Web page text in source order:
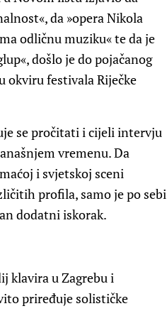
da »opera Nikola
odličnu muziku« te da je
došlo je do pojačanog
okviru festivala Riječke
se pročitati i cijeli intervju
vremenu. Da
i svjetskoj sceni
profila, samo je po sebi
dodatni iskorak.
klavira u Zagrebu i
priređuje solističke